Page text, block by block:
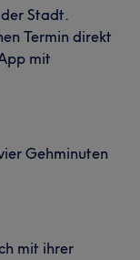
Stadt.
Termin direkt
mit
Gehminuten
mit ihrer